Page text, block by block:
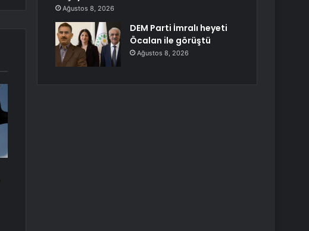
Ağustos 8, 2026
DEM Parti İmralı heyeti
Öcalan ile görüştü
Ağustos 8, 2026